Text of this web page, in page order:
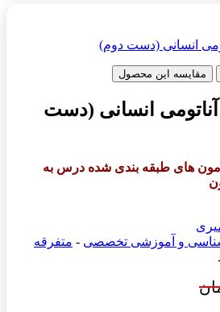
مقایسه این محصول
آناتومی انسانی (دست
های طبقه بندی شده درس به
و آموزشی تخصصی - متفرقه